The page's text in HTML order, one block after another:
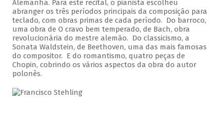
Alemanha. Para este recital, o pianista escolheu
abranger os três períodos principais da composição para
teclado, com obras primas de cada período. Do barroco,
uma obra de O cravo bem temperado, de Bach, obra
revolucionária do mestre alemão. Do classicismo, a
Sonata Waldstein, de Beethoven, uma das mais famosas
do compositor. E do romantismo, quatro peças de
Chopin, cobrindo os vários aspectos da obra do autor
polonês.